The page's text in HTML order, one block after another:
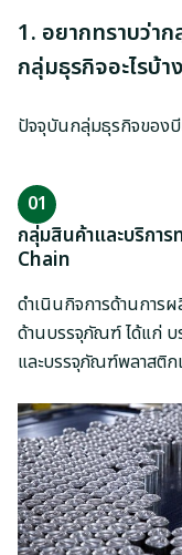
สอบถามข้อมูลนักลงทุน
1. อยากทราบว่า
กลุ่มธุรกิจอะไรบ้า
ปัจจุบันกลุ่มธุรกิจของ
01
กลุ่มสินค้าและบริกา
Chain
ดำเนินกิจการด้านการ
ด้านบรรจุภัณฑ์ ได้แก่
และบรรจุภัณฑ์พลาสติก